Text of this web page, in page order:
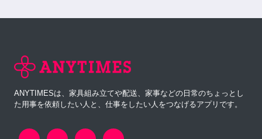
ANYTIMESは、家具組み立てや配送、家事などの日常のちょっとし
た用事を依頼したい人と、仕事をしたい人をつなげるアプリです。